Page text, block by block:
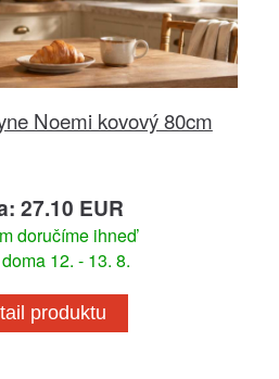
Noemi kovový 80cm
27.10 EUR
doručíme ihneď
12. - 13. 8.
produktu